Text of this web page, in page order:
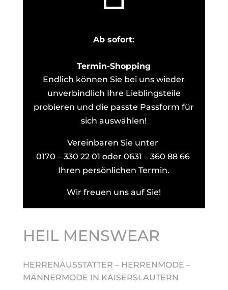
Ab sofort:
Termin-Shopping
Endlich können Sie bei uns wieder
unverbindlich Ihre Lieblingsteile
probieren und die passte Passform für
sich auswählen!
Vereinbaren Sie unter
0170 – 330 22 01 oder 0631 – 360 88 66
Ihren persönlichen Termin.
Wir freuen uns auf Sie!
HEIL MENSWEAR
HERRENAUSSTATTER – HERRENMODE –
MÄNNERMODE IN KAISERSLAUTERN